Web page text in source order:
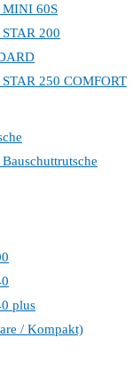
MINI 60S
200
250 COMFORT
plus
/ Kompakt)